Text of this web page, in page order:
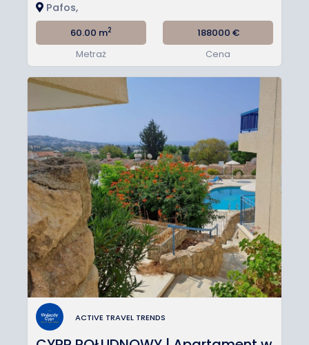
Pafos,
60.00 m2
Metraż
188000 €
Cena
ACTIVE TRAVEL TRENDS